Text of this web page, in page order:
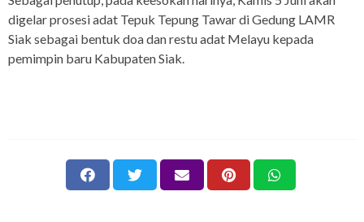
digelar prosesi adat Tepuk Tepung Tawar di Gedung LAMR
Siak sebagai bentuk doa dan restu adat Melayu kepada
pemimpin baru Kabupaten Siak.